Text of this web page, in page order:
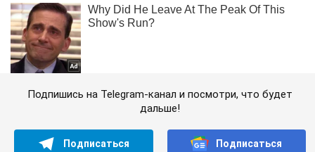
Подпишись на Telegram-канал и посмотри, что будет
дальше!
Подписаться Подписаться